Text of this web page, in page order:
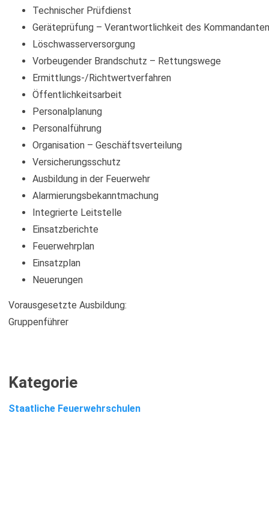
Technischer Prüfdienst
Geräteprüfung – Verantwortlichkeit des Kommandanten
Löschwasserversorgung
Vorbeugender Brandschutz – Rettungswege
Ermittlungs-/Richtwertverfahren
Öffentlichkeitsarbeit
Personalplanung
Personalführung
Organisation – Geschäftsverteilung
Versicherungsschutz
Ausbildung in der Feuerwehr
Alarmierungsbekanntmachung
Integrierte Leitstelle
Einsatzberichte
Feuerwehrplan
Einsatzplan
Neuerungen
Vorausgesetzte Ausbildung:
Gruppenführer
Kategorie
Staatliche Feuerwehrschulen